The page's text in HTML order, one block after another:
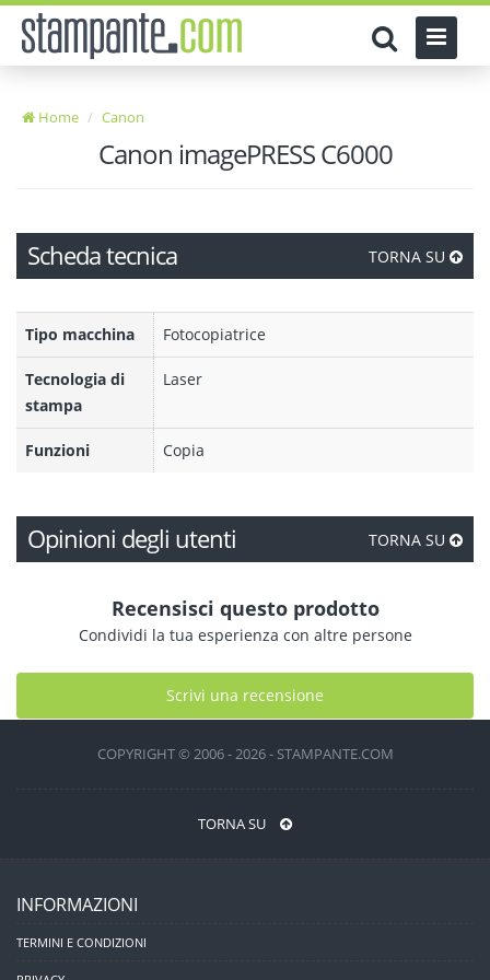
Home Canon
Canon imagePRESS C6000
Scheda tecnica TORNA SU
Tipo macchina Fotocopiatrice
Tecnologia di
stampa
Laser
Funzioni Copia
Opinioni degli utenti TORNA SU
Recensisci questo prodotto
Condividi la tua esperienza con altre persone
Scrivi una recensione
COPYRIGHT © 2006 - 2026 - STAMPANTE.COM
TORNA SU
INFORMAZIONI
TERMINI E CONDIZIONI